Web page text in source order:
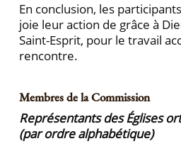
En conclusion, les
joie leur action de grâce à
Saint-Esprit, pour le travail
ren­contre.
Membres de la Commission
Représentants des Églises
(par ordre alphabétique)